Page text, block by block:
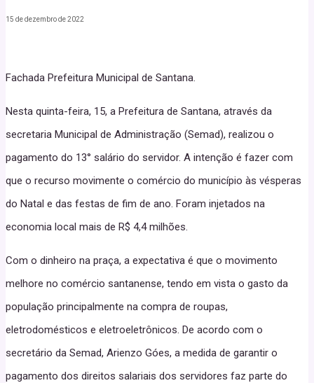
15 de dezembro de 2022
Fachada Prefeitura Municipal de Santana.
Nesta quinta-feira, 15, a Prefeitura de Santana, através da
secretaria Municipal de Administração (Semad), realizou o
pagamento do 13° salário do servidor. A intenção é fazer com
que o recurso movimente o comércio do município às vésperas
do Natal e das festas de fim de ano. Foram injetados na
economia local mais de R$ 4,4 milhões.
Com o dinheiro na praça, a expectativa é que o movimento
melhore no comércio santanense, tendo em vista o gasto da
população principalmente na compra de roupas,
eletrodomésticos e eletroeletrônicos. De acordo com o
secretário da Semad, Arienzo Góes, a medida de garantir o
pagamento dos direitos salariais dos servidores faz parte do